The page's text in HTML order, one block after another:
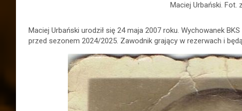
Maciej Urbański. Fot.
Maciej Urbański urodził się 24 maja 2007 roku. Wychowanek
przed sezonem 2024/2025. Zawodnik grający w rezerwach i